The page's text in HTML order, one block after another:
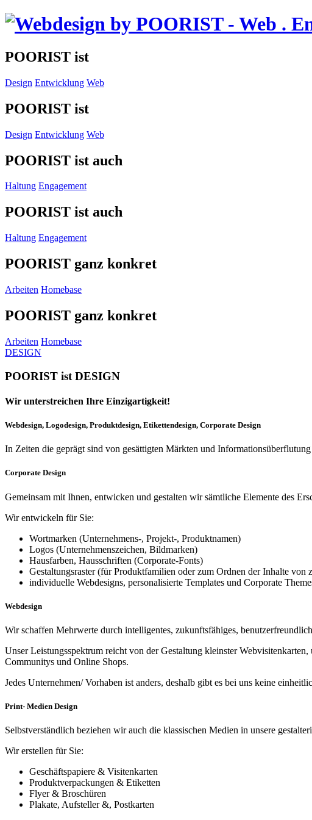
POORIST ist
Design Entwicklung Web
POORIST ist
Design Entwicklung Web
POORIST ist auch
Haltung Engagement
POORIST ist auch
Haltung Engagement
POORIST ganz konkret
Arbeiten Homebase
POORIST ganz konkret
Arbeiten Homebase
DESIGN
POORIST ist DESIGN
Wir unterstreichen Ihre Einzigartigkeit!
Webdesign, Logodesign, Produktdesign, Etikettendesign, Corporate Design
In Zeiten die geprägt sind von gesättigten Märkten und
Corporate Design
Gemeinsam mit Ihnen, entwicken und gestalten wir sämtliche Elemente des
Wir entwickeln für Sie:
Wortmarken (Unternehmens-, Projekt-, Produktnamen)
Logos (Unternehmenszeichen, Bildmarken)
Hausfarben, Hausschriften (Corporate-Fonts)
Gestaltungsraster (für Produktfamilien oder zum Ordnen der Inhalte
individuelle Webdesigns, personalisierte Templates und Corporate
Webdesign
Wir schaffen Mehrwerte durch intelligentes, zukunftsfähiges,
Unser Leistungsspektrum reicht von der Gestaltung kleinster
Communitys und Online Shops.
Jedes Unternehmen/ Vorhaben ist anders, deshalb gibt es bei uns keine
Print- Medien Design
Selbstverständlich beziehen wir auch die klassischen Medien in unsere
Wir erstellen für Sie:
Geschäftspapiere & Visitenkarten
Produktverpackungen & Etiketten
Flyer & Broschüren
Plakate, Aufsteller &, Postkarten